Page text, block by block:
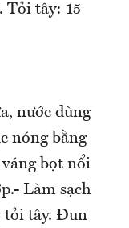
Tỏi tây: 15
nước dùng
nóng bằng
bọt nổi
Làm sạch
tỏi tây. Đun